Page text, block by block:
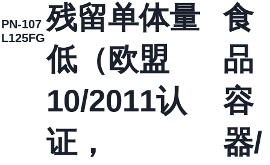
PN-107
L125FG
残留单体量
低（欧盟
10/2011认
证，
食
品
容
器/